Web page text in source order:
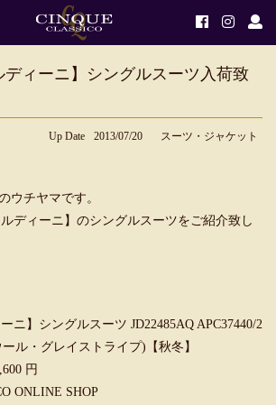
ィーニ】シングルスーツ入荷致
Up Date 2013/07/20 スーツ・ジャケット
ウチヤマです。
ディーニ】のシングルスーツをご紹介致し
ニ】シングルスーツ JD22485AQ APC37440/2
ル・グレイストライプ)【秋冬】
円
ONLINE SHOP